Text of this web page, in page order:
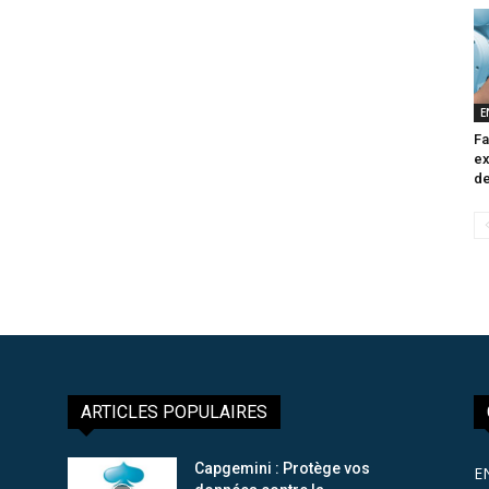
ARTICLES POPULAIRES
Capgemini : Protège vos